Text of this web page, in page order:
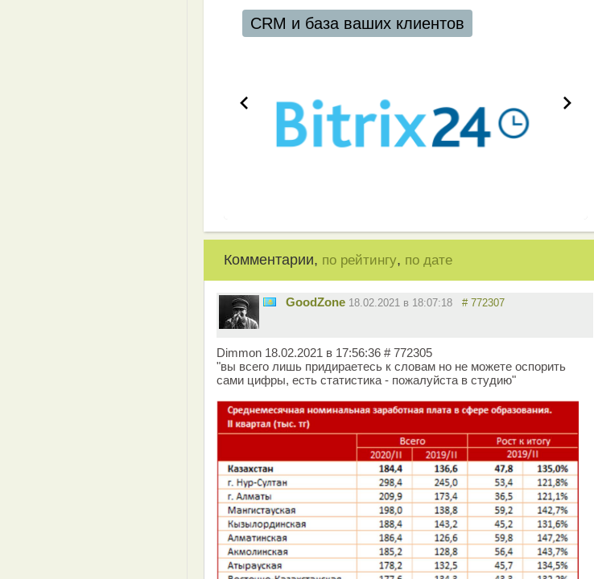
CRM и база ваших клиентов
Комментарии, по рейтингу, по дате
GoodZone 18.02.2021 в 18:07:18 # 772307
Dimmon 18.02.2021 в 17:56:36 # 772305
"вы всего лишь придираетесь к словам но не можете оспорить
сами цифры, есть статистика - пожалуйста в студию"